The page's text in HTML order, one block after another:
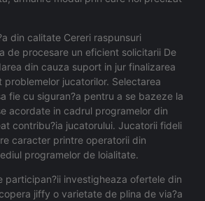
din calitate Cereri raspunsuri
de procesare un eficient solicitarii De
din cauza suport in jur finalizarea
problemelor jucatorilor. Selectarea
fie cu siguran?a pentru a se bazeze la
acordate in cadrul programelor din
contribu?ia jucatorului. Jucatorii fideli
caracter printre operatorii din
programelor de loialitate.
participan?ii investigheaza ofertele din
jiffy o varietate de plina de via?a